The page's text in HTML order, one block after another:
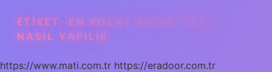
ETIKET: EN KOLAY ALTIN TESTI
NASIL YAPILIR
https://www.mati.com.tr https://eradoor.com.tr